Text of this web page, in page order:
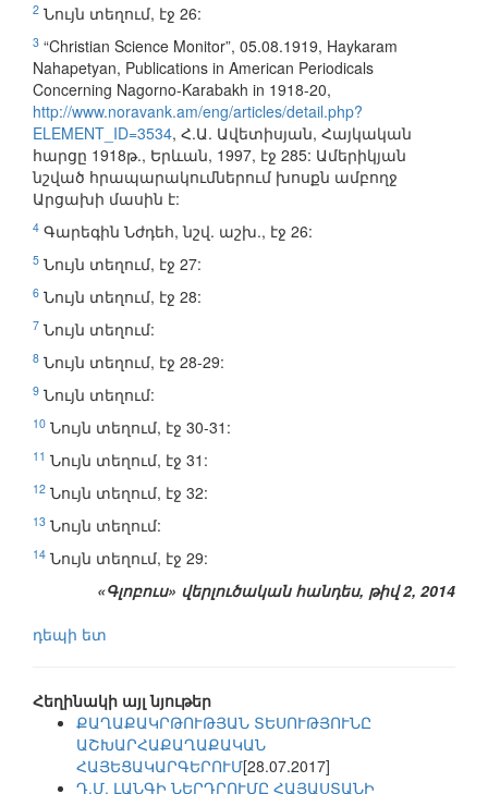
2 Նույն տեղում, էջ 26:
3 “Christian Science Monitor”, 05.08.1919, Haykaram
Nahapetyan, Publications in American Periodicals
Concerning Nagorno-Karabakh in 1918-20,
http://www.noravank.am/eng/articles/detail.php?
ELEMENT_ID=3534, Հ.Ա. Ավետիսյան, Հայկական
հարցը 1918թ., Երևան, 1997, էջ 285: Ամերիկյան
նշված հրապարակումներում խոսքն ամբողջ
Արցախի մասին է:
4 Գարեգին Նժդեհ, նշվ. աշխ., էջ 26:
5 Նույն տեղում, էջ 27:
6 Նույն տեղում, էջ 28:
7 Նույն տեղում:
8 Նույն տեղում, էջ 28-29:
9 Նույն տեղում:
10 Նույն տեղում, էջ 30-31:
11 Նույն տեղում, էջ 31:
12 Նույն տեղում, էջ 32:
13 Նույն տեղում:
14 Նույն տեղում, էջ 29:
«Գլոբուս» վերլուծական հանդես, թիվ 2, 2014
դեպի ետ
Հեղինակի այլ նյութեր
ՔԱՂԱՔԱԿՐԹՈՒԹՅԱՆ ՏԵՍՈՒԹՅՈՒՆԸ
ԱՇԽԱՐՀԱՔԱՂԱՔԱԿԱՆ
ՀԱՅԵՑԱԿԱՐԳԵՐՈՒՄ[28.07.2017]
Դ.Մ. ԼԱՆԳԻ ՆԵՐԴՐՈՒՄԸ ՀԱՅԱՍՏԱՆԻ